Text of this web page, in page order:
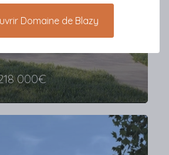
DE LA
000€
Domaine de Blazy